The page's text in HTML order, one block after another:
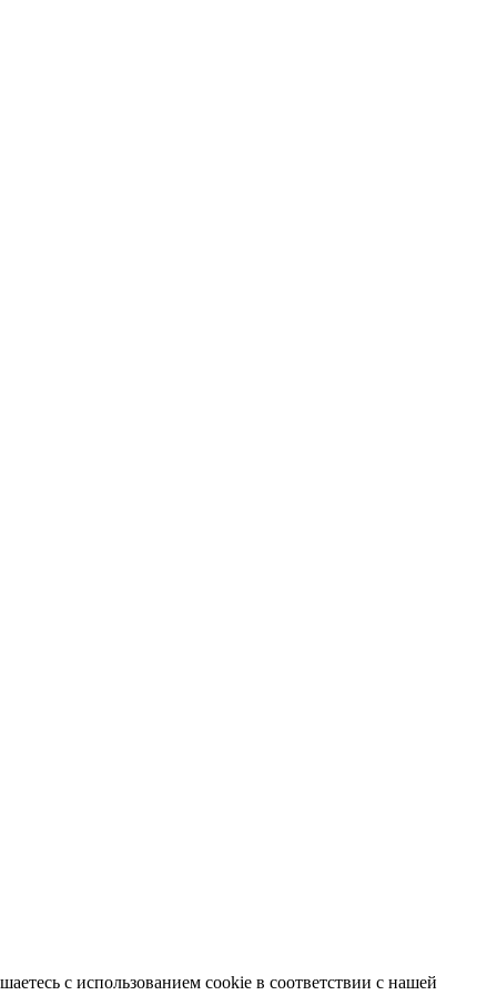
с использованием cookie в соответствии с нашей